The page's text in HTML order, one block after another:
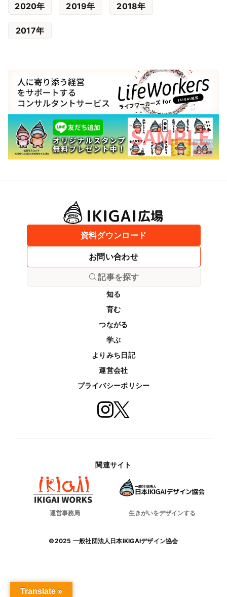
2020年 2019年 2018年
2017年
資料ダウンロード
お問い合わせ
記事を探す
知る
育む
つながる
学ぶ
よりみち日記
運営会社
プライバシーポリシー
関連サイト
運営事務局 生きがいをデザインする
©2025 一般社団法人日本IKIGAIデザイン協会
Translate »